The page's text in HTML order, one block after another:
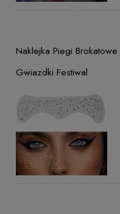
Naklejka Piegi Brokatowe
Gwiazdki Festiwal